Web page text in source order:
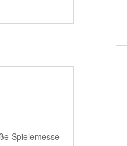
Spielemesse